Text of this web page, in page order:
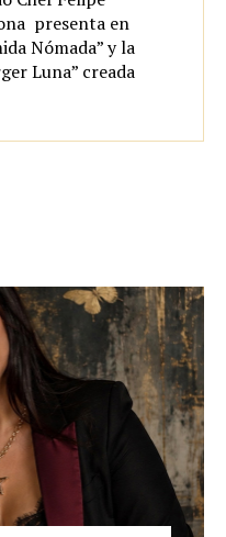
presenta en
Nómada” y la
Luna” creada